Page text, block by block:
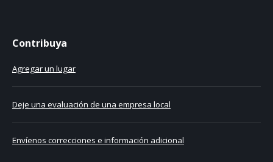
Contribuya
Agregar un lugar
Deje una evaluación de una empresa local
Envíenos correcciones e información adicional